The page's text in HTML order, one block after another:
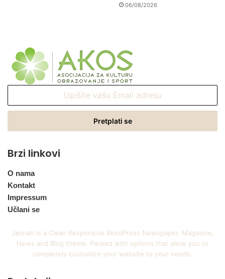
06/08/2026
Email
Brzi linkovi
O nama
Kontakt
Impressum
Učlani se
Jannah is a Clean Responsive WordPress Newspaper, Magazine,
News and Blog theme. Packed with options that allow you to
completely customize your website to your needs.